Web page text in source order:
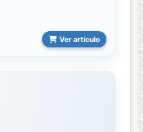
Ver artículo